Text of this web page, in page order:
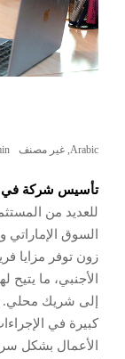
Arabic غير مصنف
تأسيس شركة في
للعديد من
السوق الإماراتي
الأجنبي، ما
إلى شريك محلي.
كبيرة في
الأعمال بشكل